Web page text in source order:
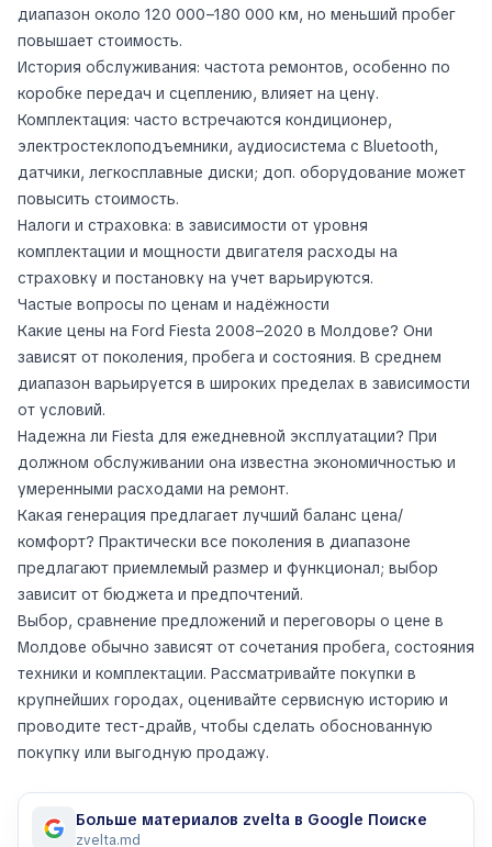
диапазон около 120 000–180 000 км, но меньший пробег
повышает стоимость.
История обслуживания: частота ремонтов, особенно по
коробке передач и сцеплению, влияет на цену.
Комплектация: часто встречаются кондиционер,
электростеклоподъемники, аудиосистема с Bluetooth,
датчики, легкосплавные диски; доп. оборудование может
повысить стоимость.
Налоги и страховка: в зависимости от уровня
комплектации и мощности двигателя расходы на
страховку и постановку на учет варьируются.
Частые вопросы по ценам и надёжности
Какие цены на Ford Fiesta 2008–2020 в Молдове? Они
зависят от поколения, пробега и состояния. В среднем
диапазон варьируется в широких пределах в зависимости
от условий.
Надежна ли Fiesta для ежедневной эксплуатации? При
должном обслуживании она известна экономичностью и
умеренными расходами на ремонт.
Какая генерация предлагает лучший баланс цена/
комфорт? Практически все поколения в диапазоне
предлагают приемлемый размер и функционал; выбор
зависит от бюджета и предпочтений.
Выбор, сравнение предложений и переговоры о цене в
Молдове обычно зависят от сочетания пробега, состояния
техники и комплектации. Рассматривайте покупки в
крупнейших городах, оценивайте сервисную историю и
проводите тест-драйв, чтобы сделать обоснованную
покупку или выгодную продажу.
Больше материалов zvelta в Google Поиске
zvelta.md